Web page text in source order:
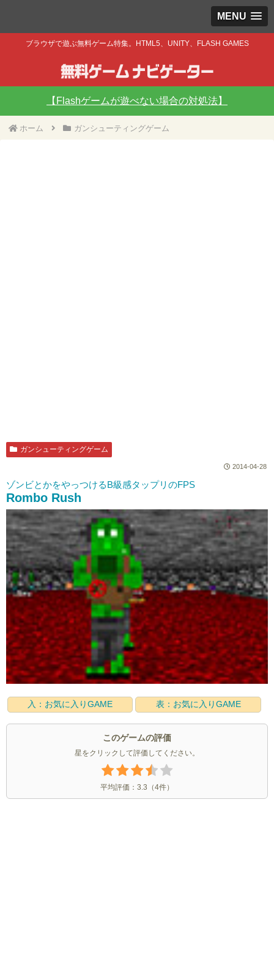
MENU
ブラウザで遊ぶ無料ゲーム特集。HTML5、UNITY、FLASH GAMES
【Flashゲームが遊べない場合の対処法】
ホーム ガンシューティングゲーム
ガンシューティングゲーム
2014-04-28
ゾンビとかをやっつけるB級感タップリのFPS
Rombo Rush
入：お気に入りGAME 表：お気に入りGAME
このゲームの評価
星をクリックして評価してください。
平均評価： 3.3 （4件）